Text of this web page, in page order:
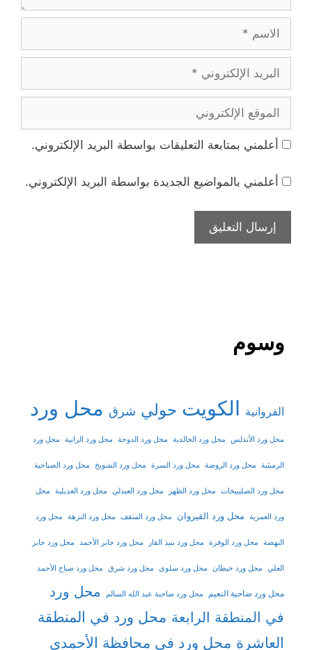
الإلكتروني
الإلكتروني
أعلمني بمتابعة التعليقات بواسطة البريد الإلكتروني.
أعلمني بالمواضيع الجديدة بواسطة البريد الإلكتروني.
وسوم
الفروانية الكويت حولي شرق محل ورد
محل ورد الأندلس محل ورد الخالدية محل ورد الدوحة محل ورد الرابية محل ورد
الرميثية محل ورد الروضة محل ورد السرة محل ورد الشويخ محل ورد الصباحية
محل ورد الصليبيخات محل ورد الظهر محل ورد العبدلي محل ورد العديلية محل
ورد العمرية محل ورد القيروان محل ورد المنقف محل ورد النزهة محل ورد
النهضة محل ورد الوفرة محل ورد بنيد القار محل ورد جابر الأحمد محل ورد جابر
العلي محل ورد خيطان محل ورد سلوى محل ورد شرق محل ورد صباح الأحمد
محل ورد ضاحية النعيم محل ورد ضاحية عبد الله السالم
محل ورد
في المنطقة الرابعة محل ورد في المنطقة
العاشرة محل ورد في محافظة الأحمدي